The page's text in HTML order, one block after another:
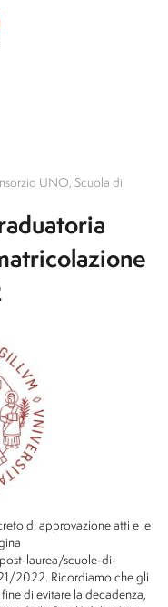
UNO, Scuola di
di approvazione atti e le
laurea/scuole-di-
2022. Ricordiamo che gli
di evitare la decadenza,